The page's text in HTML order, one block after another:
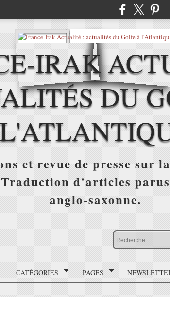
IRAK
DU
et revue de presse sur
d'articles parus
anglo-saxonne.
CATÉGORIES PAGES